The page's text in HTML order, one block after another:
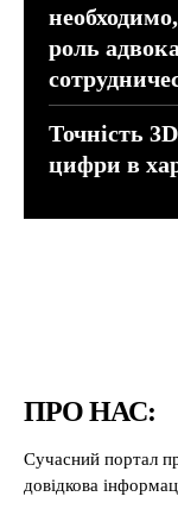
роль
Точність
цифри в
ПРО НАС:
Сучасний портал
довідкова